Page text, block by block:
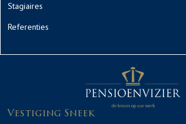
Stagiaires
Referenties
Vestiging Sneek